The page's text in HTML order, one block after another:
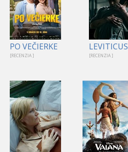
PO VEČIERKE
[RECENZIA ]
LEVITICUS
[RECENZIA ]